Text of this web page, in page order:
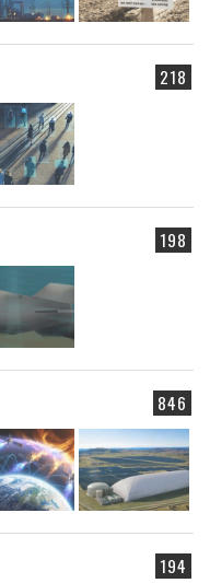
218
198
846
194